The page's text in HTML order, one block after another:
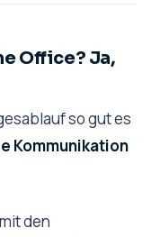
Office? Ja,
so gut es
Kommunikation
den